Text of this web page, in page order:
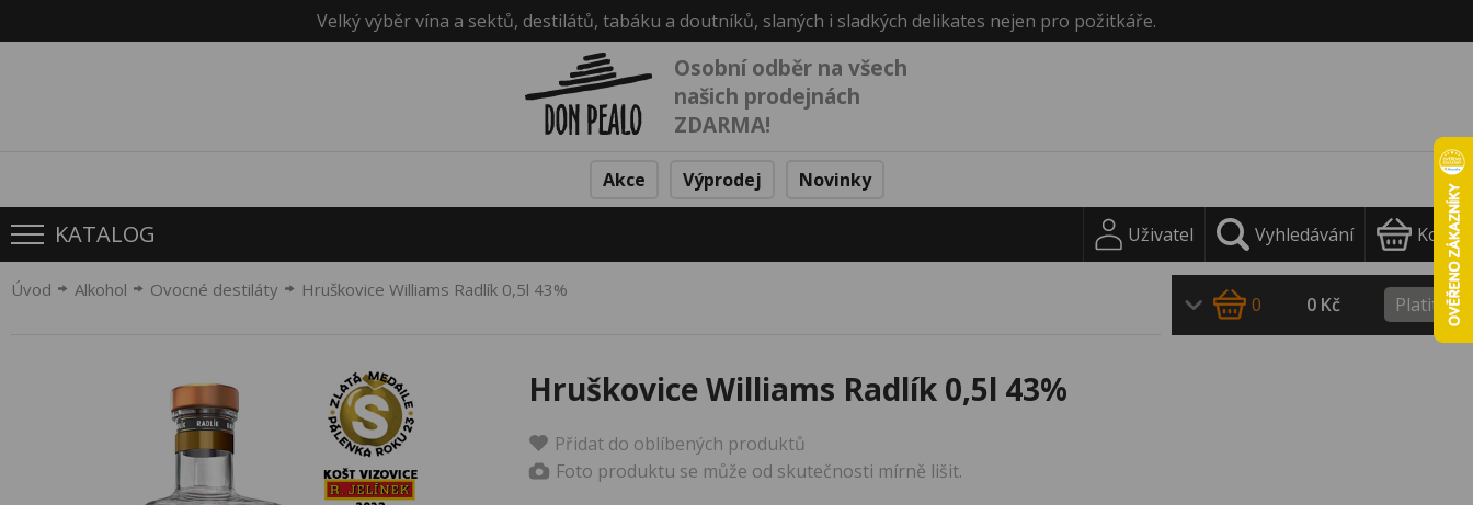
Velký výběr vína a sektů, destilátů, tabáku a doutníků, slaných i sladkých delikates nejen pro požitkáře.
Osobní odběr na všech
našich prodejnách
ZDARMA!
Akce Výprodej Novinky
KATALOG Uživatel Vyhledávání Košík
Úvod Alkohol Ovocné destiláty Hruškovice Williams Radlík 0,5l 43%
Hruškovice Williams Radlík 0,5l 43%
Přidat do oblíbených produktů
Foto produktu se může od skutečnosti mírně lišit.
0 0 Kč Platit